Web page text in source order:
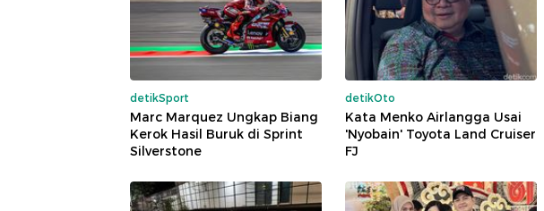
detikSport
Marc Marquez Ungkap Biang
Kerok Hasil Buruk di Sprint
Silverstone
detikOto
Kata Menko Airlangga Usai
'Nyobain' Toyota Land Cruiser
FJ